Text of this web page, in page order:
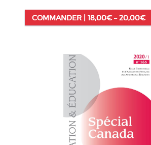
COMMANDER | 18,00€–20,00€